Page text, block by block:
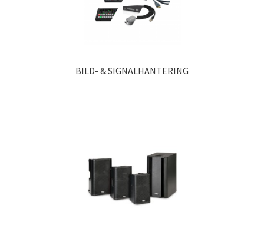
BILD- & SIGNALHANTERING